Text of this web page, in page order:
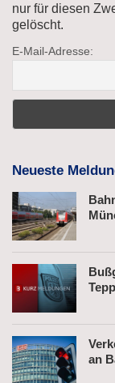
nur für diesen
gelöscht.
E-Mail-Adresse:
Neueste
an